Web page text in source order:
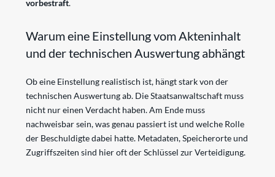
vorbestraft.
Warum eine Einstellung vom Akteninhalt
und der technischen Auswertung abhängt
Ob eine Einstellung realistisch ist, hängt stark von der
technischen Auswertung ab. Die Staatsanwaltschaft muss
nicht nur einen Verdacht haben. Am Ende muss
nachweisbar sein, was genau passiert ist und welche Rolle
der Beschuldigte dabei hatte. Metadaten, Speicherorte und
Zugriffszeiten sind hier oft der Schlüssel zur Verteidigung.